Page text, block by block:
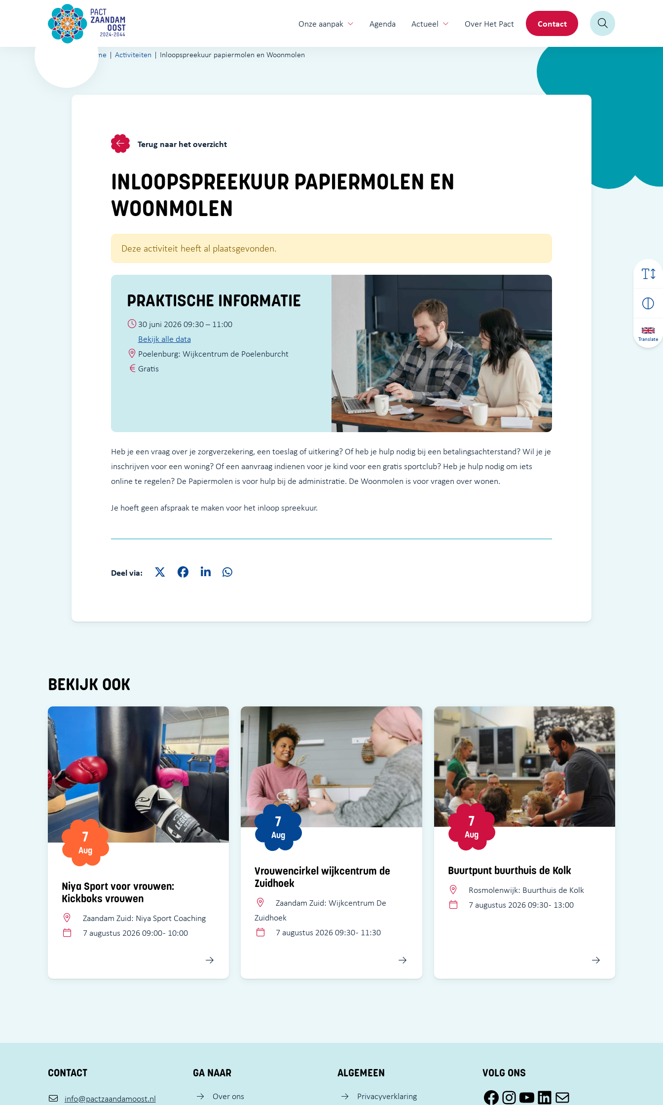
Onze aanpak Agenda Actueel Over Het Pact Contact
Translate
Home Activiteiten Inloopspreekuur papiermolen en Woonmolen
Terug naar het overzicht
INLOOPSPREEKUUR PAPIERMOLEN EN
WOONMOLEN
Deze activiteit heeft al plaatsgevonden.
PRAKTISCHE INFORMATIE
30 juni 2026 09:30 – 11:00
Bekijk alle data
Poelenburg: Wijkcentrum de Poelenburcht
Gratis
Heb je een vraag over je zorgverzekering, een toeslag of uitkering? Of heb je hulp nodig bij een betalingsachterstand? Wil je je
inschrijven voor een woning? Of een aanvraag indienen voor je kind voor een gratis sportclub? Heb je hulp nodig om iets
online te regelen? De Papiermolen is voor hulp bij de administratie. De Woonmolen is voor vragen over wonen.
Je hoeft geen afspraak te maken voor het inloop spreekuur.
Deel via:
BEKIJK OOK
Niya Sport voor vrouwen:
Kickboks vrouwen
7
Aug
Zaandam Zuid: Niya Sport Coaching
7 augustus 2026 09:00 - 10:00
Vrouwencirkel wijkcentrum de
Zuidhoek
7
Aug
Zaandam Zuid: Wijkcentrum De
Zuidhoek
7 augustus 2026 09:30 - 11:30
Buurtpunt buurthuis de Kolk
7
Aug
Rosmolenwijk: Buurthuis de Kolk
7 augustus 2026 09:30 - 13:00
CONTACT
info@pactzaandamoost.nl
GA NAAR
Over ons
ALGEMEEN
Privacyverklaring
VOLG ONS
Facebook Pact Zaandam OostInstagram Pact Zaandam OostYouTube Pact Zaandam OostLinkedIn
Mail